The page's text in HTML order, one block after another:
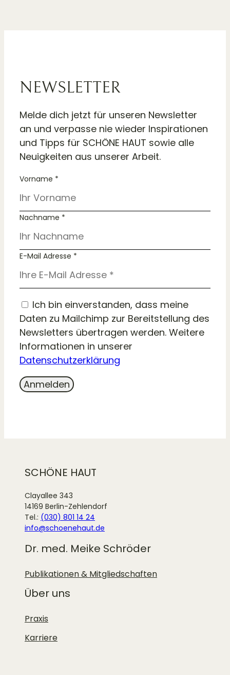
NEWSLETTER
Melde dich jetzt für unseren Newsletter
an und verpasse nie wieder Inspirationen
und Tipps für SCHÖNE HAUT sowie alle
Neuigkeiten aus unserer Arbeit.
Vorname *
Nachname *
E-Mail Adresse *
Ich bin einverstanden, dass meine
Daten zu Mailchimp zur Bereitstellung des
Newsletters übertragen werden. Weitere
Informationen in unserer
Datenschutzerklärung
SCHÖNE HAUT
Clayallee 343
14169 Berlin-Zehlendorf
Tel.: (030) 801 14 24
info@schoenehaut.de
Dr. med. Meike Schröder
Publikationen & Mitgliedschaften
Über uns
Praxis
Karriere